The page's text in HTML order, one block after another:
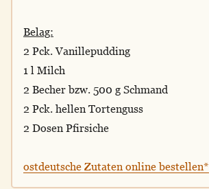
Belag:
2 Pck. Vanillepudding
1 l Milch
2 Becher bzw. 500 g Schmand
2 Pck. hellen Tortenguss
2 Dosen Pfirsiche
ostdeutsche Zutaten online bestellen*